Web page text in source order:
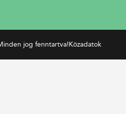
jog fenntartva!Közadatok